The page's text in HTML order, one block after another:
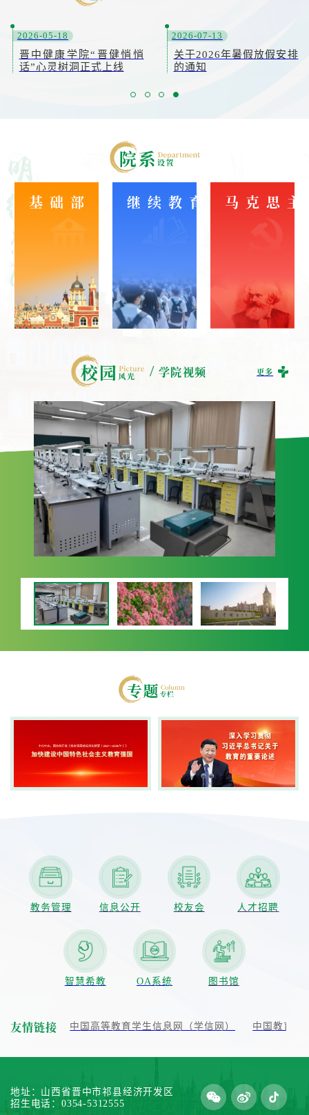
2026-05-18
晋中健康学院“晋健悄悄
话”心灵树洞正式上线
2026-07-13
关于2026年暑假放假安排
的通知
医学技术学院 基础部 继续教育学院 （
职
业
教
育
/ 学院视频 更多
教务管理 信息公开 校友会 人才招聘
智慧希教 OA系统 图书馆
友情链接
门户网站 中国高等教育学生信息网（学信网） 中国教育在
地址：山西省晋中市祁县经济开发区
招生电话：0354-5312555